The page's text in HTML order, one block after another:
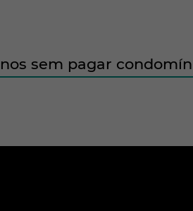
sem pagar